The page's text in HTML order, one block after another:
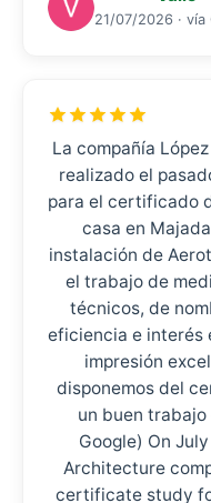
21/07/2026 · vía
La compañía
realizado el
para el certificado
casa en
instalación de
el trabajo de
técnicos, de
eficiencia e interés
impresión
disponemos del
un buen
Google) On
Architecture
certificate study